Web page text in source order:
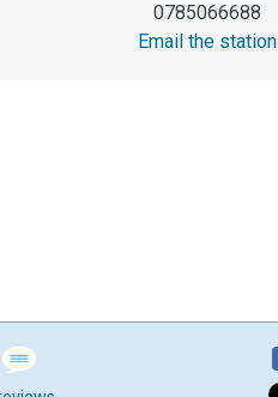
0785066688
Email the station